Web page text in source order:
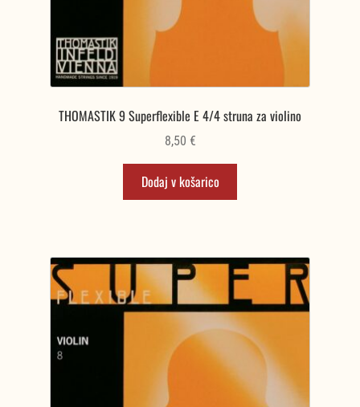
THOMASTIK 9 Superflexible E 4/4 struna za violino
8,50 €
Dodaj v košarico